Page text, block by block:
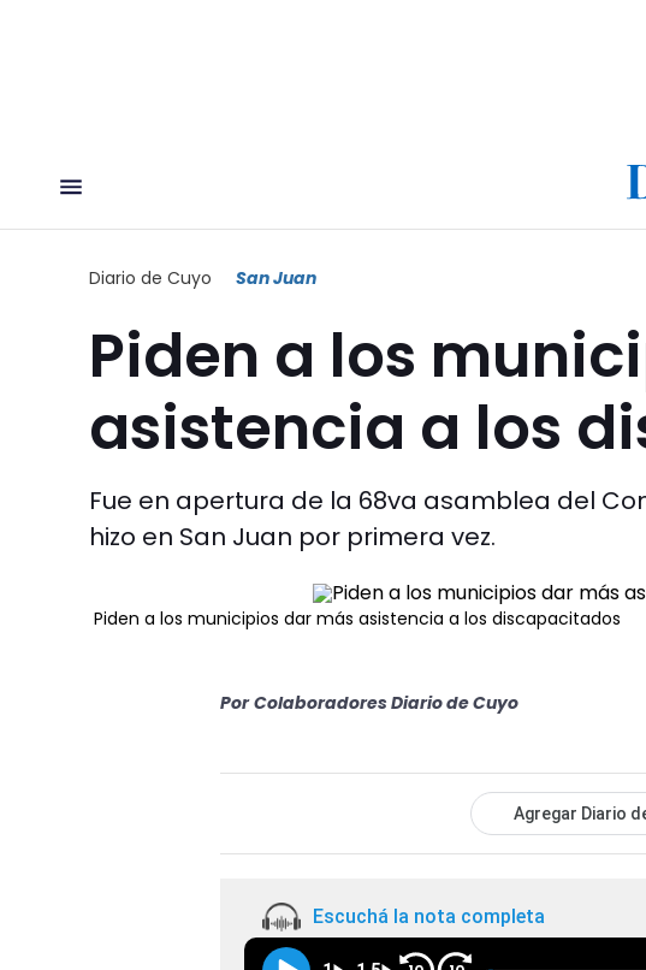
Diario de Cuyo San Juan
Piden a los
asistencia a los
Fue en apertura de la 68va asamblea del
hizo en San Juan por primera vez.
Piden a los municipios dar más asistencia a los discapacitados
Por Colaboradores Diario de Cuyo
Agregar Diario
Escuchá la nota completa